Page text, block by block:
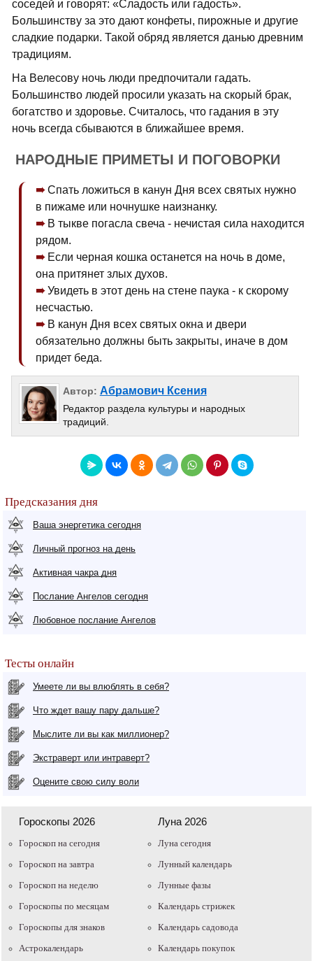
соседей и говорят: «Сладость или гадость».
Большинству за это дают конфеты, пирожные и другие
сладкие подарки. Такой обряд является данью древним
традициям.
На Велесову ночь люди предпочитали гадать.
Большинство людей просили указать на скорый брак,
богатство и здоровье. Считалось, что гадания в эту
ночь всегда сбываются в ближайшее время.
НАРОДНЫЕ ПРИМЕТЫ И ПОГОВОРКИ
Спать ложиться в канун Дня всех святых нужно
в пижаме или ночнушке наизнанку.
В тыкве погасла свеча - нечистая сила находится
рядом.
Если черная кошка останется на ночь в доме,
она притянет злых духов.
Увидеть в этот день на стене паука - к скорому
несчастью.
В канун Дня всех святых окна и двери
обязательно должны быть закрыты, иначе в дом
придет беда.
Автор: Абрамович Ксения
Редактор раздела культуры и народных
традиций.
Предсказания дня
Ваша энергетика сегодня
Личный прогноз на день
Активная чакра дня
Послание Ангелов сегодня
Любовное послание Ангелов
Тесты онлайн
Умеете ли вы влюблять в себя?
Что ждет вашу пару дальше?
Мыслите ли вы как миллионер?
Экстраверт или интраверт?
Оцените свою силу воли
Гороскопы 2026
Гороскоп на сегодня
Гороскоп на завтра
Гороскоп на неделю
Гороскопы по месяцам
Гороскопы для знаков
Астрокалендарь
Луна 2026
Луна сегодня
Лунный календарь
Лунные фазы
Календарь стрижек
Календарь садовода
Календарь покупок